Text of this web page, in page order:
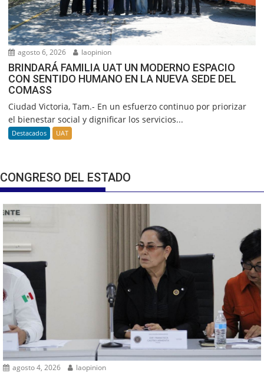
agosto 6, 2026 laopinion
BRINDARÁ FAMILIA UAT UN MODERNO ESPACIO
CON SENTIDO HUMANO EN LA NUEVA SEDE DEL
COMASS
Ciudad Victoria, Tam.- En un esfuerzo continuo por priorizar
el bienestar social y dignificar los servicios...
Destacados UAT
CONGRESO DEL ESTADO
agosto 4, 2026 laopinion